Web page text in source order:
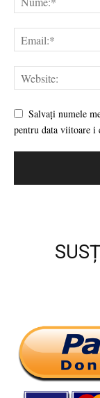
Salvați numele
pentru data viitoare i